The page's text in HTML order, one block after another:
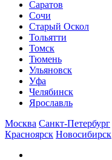
Саратов
Сочи
Старый Оскол
Тольятти
Томск
Тюмень
Ульяновск
Уфа
Челябинск
Ярославль
Москва Санкт-Петербург
Красноярск Новосибирск